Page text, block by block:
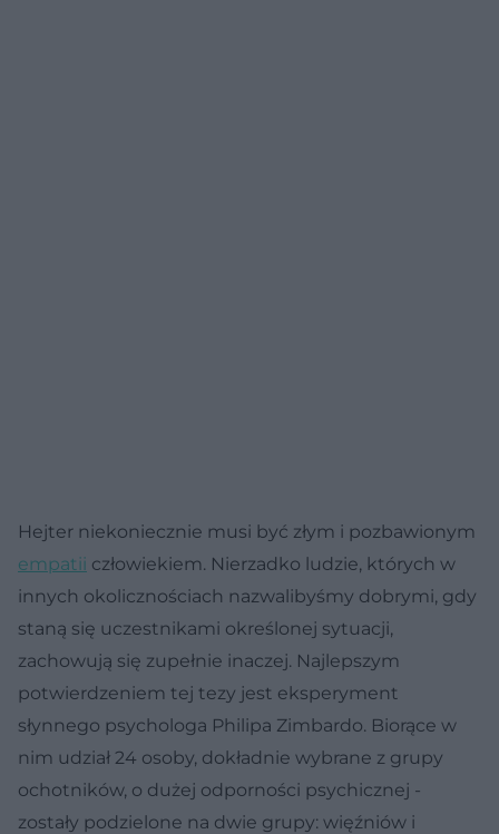
Hejter niekoniecznie musi być złym i pozbawionym
empatii człowiekiem. Nierzadko ludzie, których w
innych okolicznościach nazwalibyśmy dobrymi, gdy
staną się uczestnikami określonej sytuacji,
zachowują się zupełnie inaczej. Najlepszym
potwierdzeniem tej tezy jest eksperyment
słynnego psychologa Philipa Zimbardo. Biorące w
nim udział 24 osoby, dokładnie wybrane z grupy
ochotników, o dużej odporności psychicznej -
zostały podzielone na dwie grupy: więźniów i